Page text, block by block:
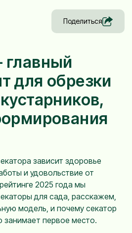
Поделиться
для обрезки
зависит здоровье
и удовольствие от
2025 года мы
для сада, расскажем,
модель, и почему секатор
занимает первое место.